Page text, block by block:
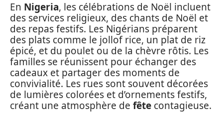
En Nigeria, les célébrations de Noël incluent
des services religieux, des chants de Noël et
des repas festifs. Les Nigérians préparent
des plats comme le jollof rice, un plat de riz
épicé, et du poulet ou de la chèvre rôtis. Les
familles se réunissent pour échanger des
cadeaux et partager des moments de
convivialité. Les rues sont souvent décorées
de lumières colorées et d’ornements festifs,
créant une atmosphère de fête contagieuse.